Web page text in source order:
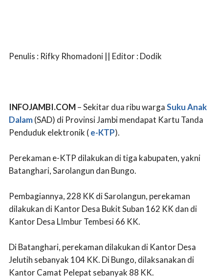
Penulis : Rifky Rhomadoni || Editor : Dodik
INFOJAMBI.COM– Sekitar dua ribu wargaSuku Anak
Dalam(SAD) di Provinsi Jambi mendapat Kartu Tanda
Penduduk elektronik (e-KTP).
Perekaman e-KTP dilakukan di tiga kabupaten, yakni
Batanghari, Sarolangun dan Bungo.
Pembagiannya, 228 KK di Sarolangun, perekaman
dilakukan di Kantor Desa Bukit Suban 162 KK dan di
Kantor Desa LImbur Tembesi 66 KK.
Di Batanghari, perekaman dilakukan di Kantor Desa
Jelutih sebanyak 104 KK. Di Bungo, dilaksanakan di
Kantor Camat Pelepat sebanyak 88 KK.